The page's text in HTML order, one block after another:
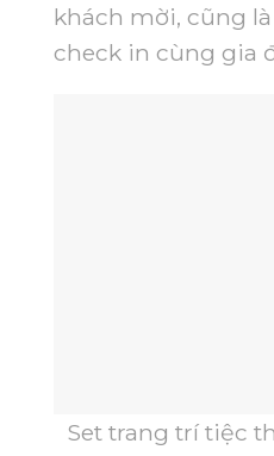
khách mời, cũng
check in cùng gia
Set trang trí tiệc